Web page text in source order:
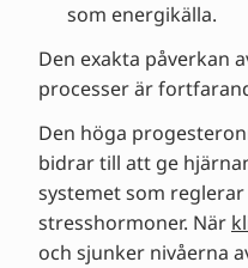
som energikälla.
Den exakta påverkan
processer är
Den höga
bidrar till att ge
systemet som
stresshormoner. När
och sjunker nivåerna